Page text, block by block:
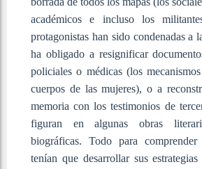
académicos e incluso los
protagonistas han sido condenadas a
ha obligado a resignificar
policiales o médicas (los
cuerpos de las mujeres), o a
memoria con los testimonios de
figuran en algunas obras
biográficas. Todo para
tenían que desarrollar sus